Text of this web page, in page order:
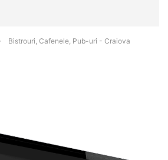
Bistrouri, Cafenele, Pub-uri - Craiova